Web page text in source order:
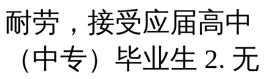
耐劳，接受应届高中
（中专）毕业生 2. 无